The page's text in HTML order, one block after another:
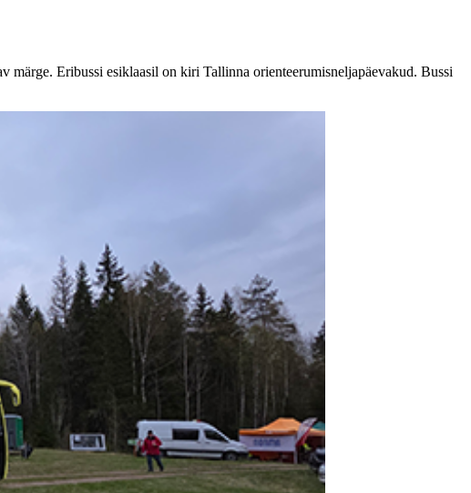
märge. Eribussi esiklaasil on kiri Tallinna orienteerumisneljapäevakud. Bussi